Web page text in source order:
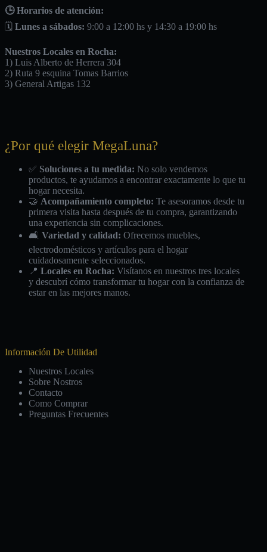
🕒 Horarios de atención:
🗓️ Lunes a sábados: 9:00 a 12:00 hs y 14:30 a 19:00 hs
Nuestros Locales en Rocha:
1) Luis Alberto de Herrera 304
2) Ruta 9 esquina Tomas Barrios
3) General Artigas 132
¿Por qué elegir MegaLuna?
✅ Soluciones a tu medida: No solo vendemos
productos, te ayudamos a encontrar exactamente lo que tu
hogar necesita.
🤝 Acompañamiento completo: Te asesoramos desde tu
primera visita hasta después de tu compra, garantizando
una experiencia sin complicaciones.
🛋️ Variedad y calidad: Ofrecemos muebles,
electrodomésticos y artículos para el hogar
cuidadosamente seleccionados.
📍 Locales en Rocha: Visítanos en nuestros tres locales
y descubrí cómo transformar tu hogar con la confianza de
estar en las mejores manos.
Información De Utilidad
Nuestros Locales
Sobre Nostros
Contacto
Como Comprar
Preguntas Frecuentes